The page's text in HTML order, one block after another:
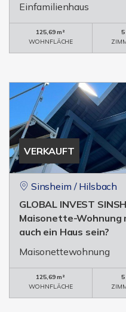
Einfamilienhaus
125,69 m²
WOHNFLÄCHE
5
VERKAUFT
Sinsheim / Hilsbach
GLOBAL INVEST
Maisonette-Wohnung
auch ein Haus sein?
Maisonettewohnung
125,69 m²
WOHNFLÄCHE
5